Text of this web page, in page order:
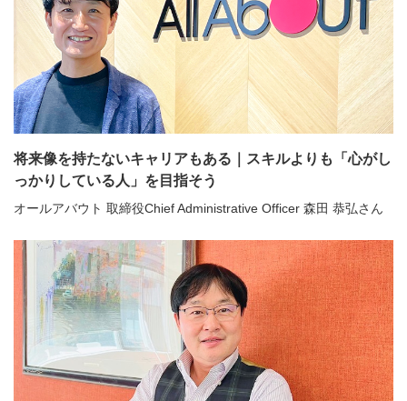
将来像を持たないキャリアもある｜スキルよりも「心がし
っかりしている人」を目指そう
オールアバウト 取締役Chief Administrative Officer 森田 恭弘さん